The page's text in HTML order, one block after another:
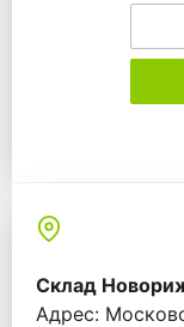
Склад
Адрес: